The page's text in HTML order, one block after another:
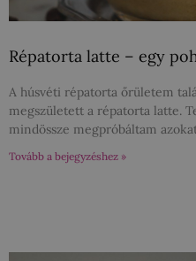
Répatorta latte – egy
A húsvéti répatorta őrületem
megszületett a répatorta latte.
mindössze megpróbáltam
Tovább a bejegyzéshez »